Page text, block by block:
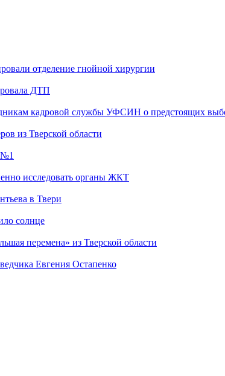
отделение гнойной хирургии
ДТП
кадровой службы УФСИН о предстоящих
из Тверской области
№1
исследовать органы ЖКТ
в Твери
солнце
перемена» из Тверской области
Евгения Остапенко